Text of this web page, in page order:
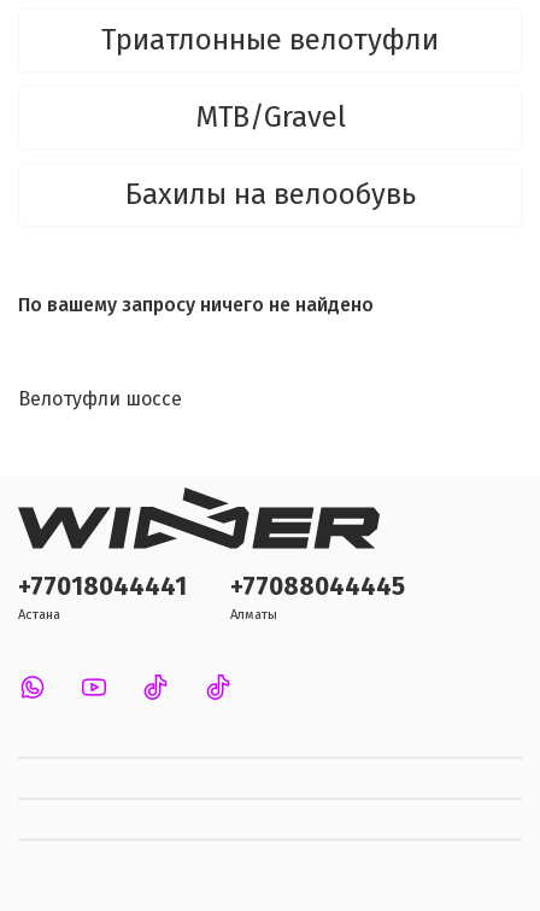
Триатлонные велотуфли
MTB/Gravel
Бахилы на велообувь
По вашему запросу ничего не найдено
Велотуфли шоссе
+77018044441
Астана
+77088044445
Алматы